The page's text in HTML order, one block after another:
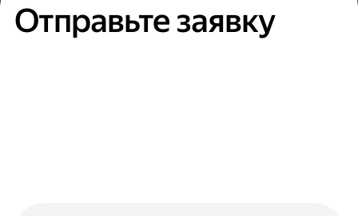
Отправьте заявку